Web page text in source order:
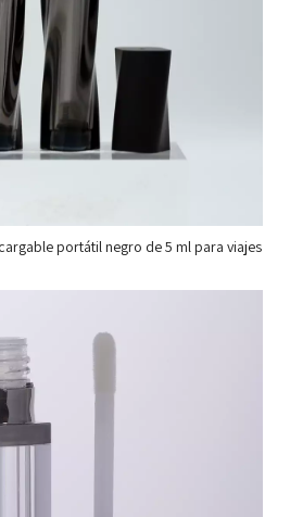
portátil negro de 5 ml para viajes